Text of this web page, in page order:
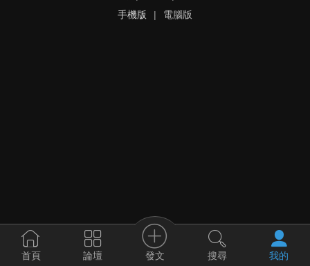
手機版
| 電腦版
首頁 論壇 發文 搜尋 我的